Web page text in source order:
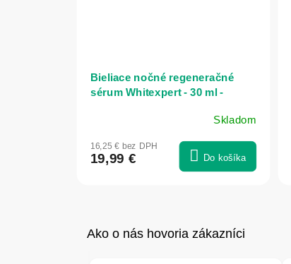
Bieliace nočné regeneračné
sérum Whitexpert - 30 ml -
Skladom
16,25 € bez DPH
19,99 € Do košíka